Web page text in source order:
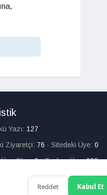
Yazı: 127
Ziyaretçi: 76 · Sitedeki Üye: 0
Üye Olan:0·Toplam Üye:226
Reddet Kabul Et